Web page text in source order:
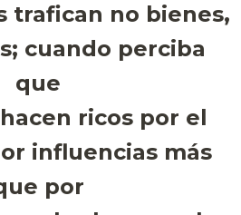
trafican no bienes,
cuando perciba
que
ricos por el
influencias más
por